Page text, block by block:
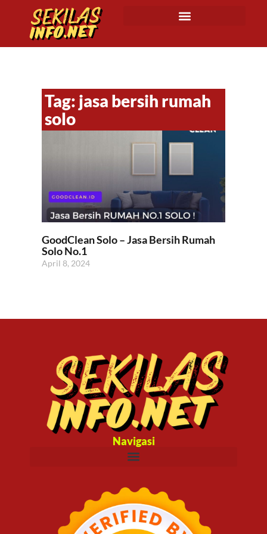
Tag: jasa bersih rumah
solo
GoodClean Solo – Jasa Bersih Rumah
Solo No.1
April 8, 2024
Navigasi